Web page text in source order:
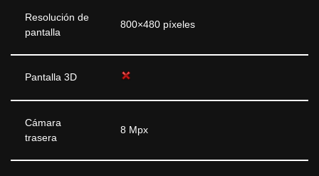
Resolución de
pantalla
800×480 píxeles
Pantalla 3D
Cámara
trasera
8 Mpx